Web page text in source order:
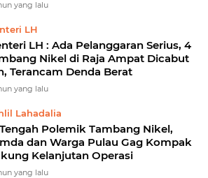
yang lalu
LH
LH : Ada Pelanggaran Serius, 4
Nikel di Raja Ampat Dicabut
Terancam Denda Berat
yang lalu
Lahadalia
Polemik Tambang Nikel,
dan Warga Pulau Gag Kompak
Kelanjutan Operasi
yang lalu